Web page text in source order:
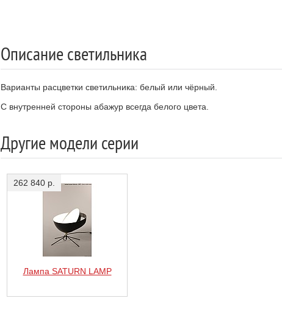
Описание светильника
Варианты расцветки светильника: белый или чёрный.
С внутренней стороны абажур всегда белого цвета.
Другие модели серии
262 840 р.
Лампа SATURN LAMP